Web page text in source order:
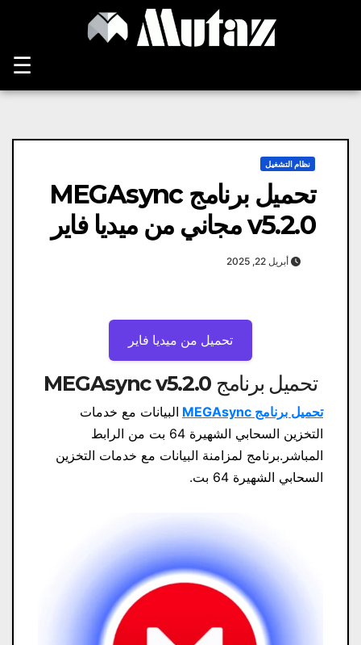
☰
نظام التشغيل
تحميل برنامج MEGAsync
v5.2.0 مجاني من ميديا ​​فاير
أبريل 22, 2025
تحميل من ميديا ​​فاير
تحميل برنامج MEGAsync v5.2.0
تحميل برنامج MEGAsync
البيانات مع خدمات
التخزين السحابي الشهيرة 64 بت من الرابط
المباشر.برنامج لمزامنة البيانات مع خدمات التخزين
السحابي الشهيرة 64 بت.